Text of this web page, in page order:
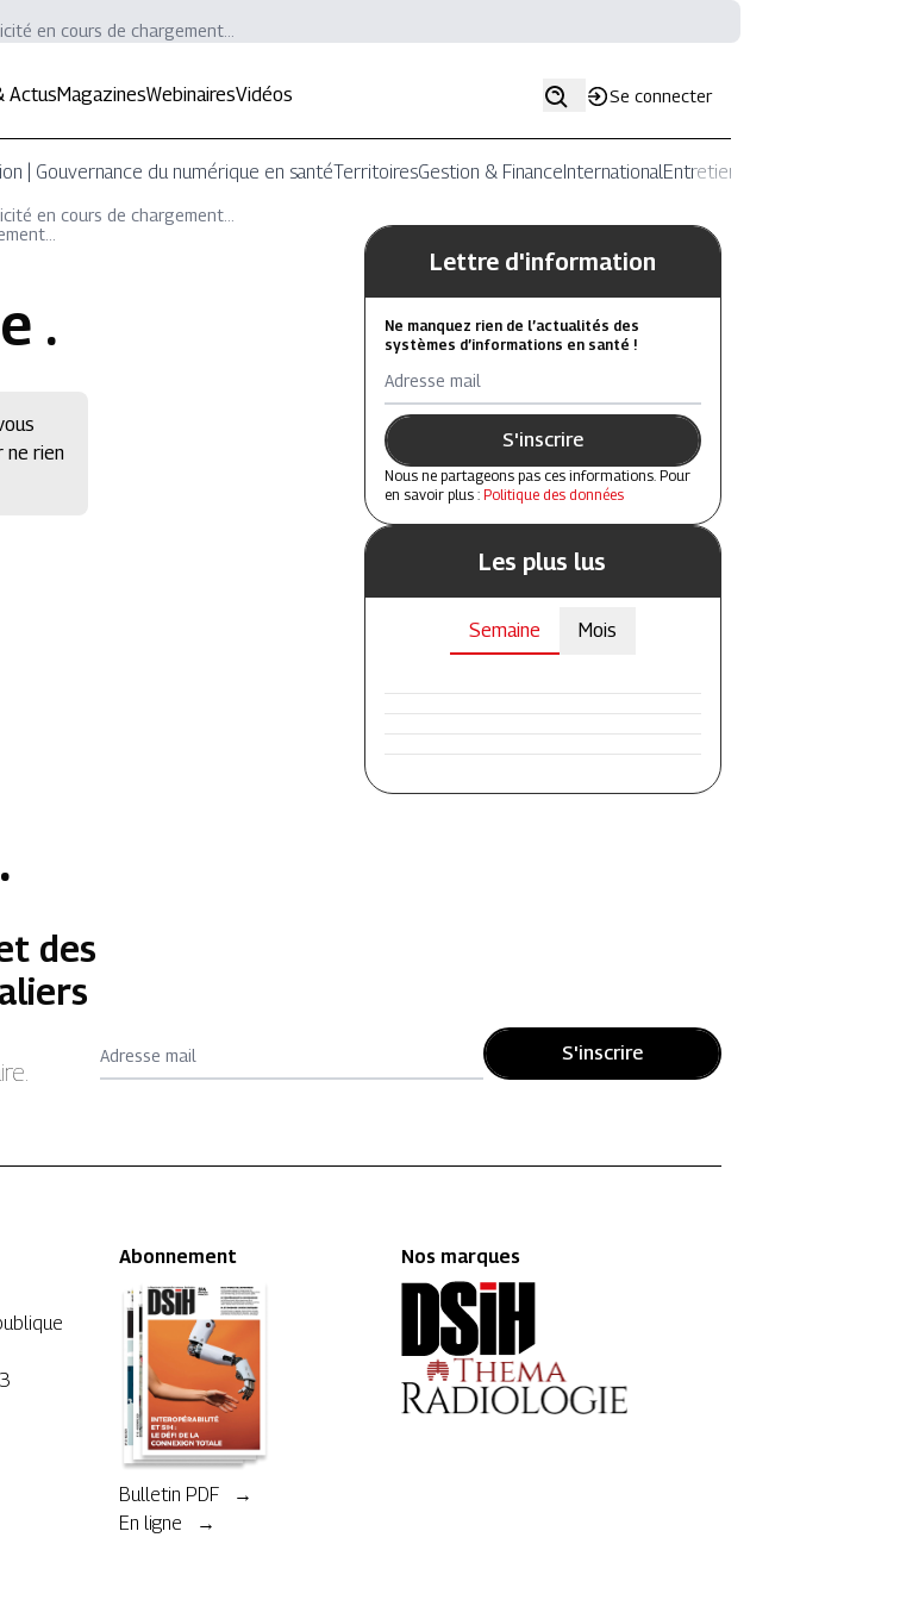
en cours de chargement...
ActusMagazinesWebinairesVidéos Se connecter
| Gouvernance du numérique en santéTerritoiresGestion & FinanceInternationalEntretiens
en cours de chargement...
.
ne rien
Lettre d'information
Ne manquez rien de l’actualités des
systèmes d’informations en santé !
Adresse mail
S'inscrire
Nous ne partageons pas ces informations. Pour
en savoir plus : Politique des données
Les plus lus
Semaine Mois
des
Adresse mail S'inscrire
Abonnement
Bulletin PDF →
En ligne →
Nos marques